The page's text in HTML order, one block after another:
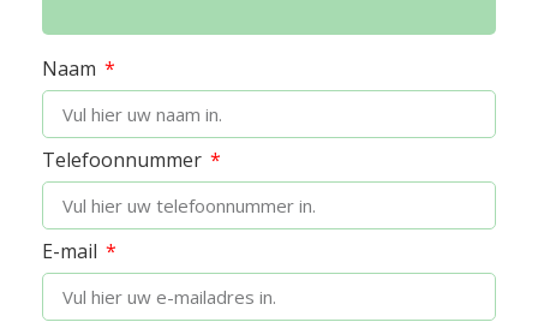
Naam
Telefoonnummer
E-mail